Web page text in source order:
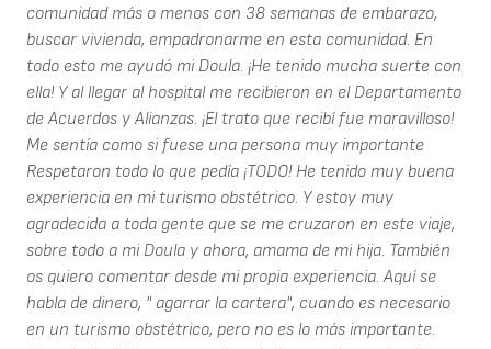
comunidad más o menos con 38 semanas de embarazo,
buscar vivienda, empadronarme en esta comunidad. En
todo esto me ayudó mi Doula. ¡He tenido mucha suerte con
ella! Y al llegar al hospital me recibieron en el Departamento
de Acuerdos y Alianzas. ¡El trato que recibí fue maravilloso!
Me sentía como si fuese una persona muy importante
Respetaron todo lo que pedía ¡TODO! He tenido muy buena
experiencia en mi turismo obstétrico. Y estoy muy
agradecida a toda gente que se me cruzaron en este viaje,
sobre todo a mi Doula y ahora, amama de mi hija. También
os quiero comentar desde mi propia experiencia. Aquí se
habla de dinero, " agarrar la cartera", cuando es necesario
en un turismo obstétrico, pero no es lo más importante.